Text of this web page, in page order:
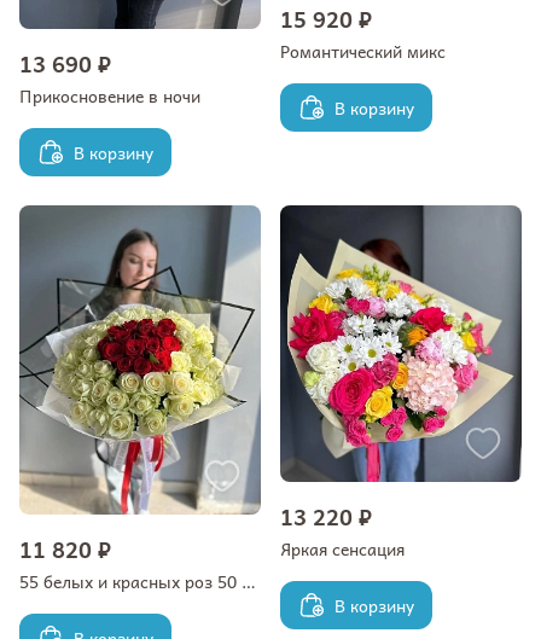
13 690 ₽
Прикосновение в ночи
В корзину
15 920 ₽
Романтический микс
В корзину
11 820 ₽
55 белых и красных роз 50 см
13 220 ₽
Яркая сенсация
В корзину